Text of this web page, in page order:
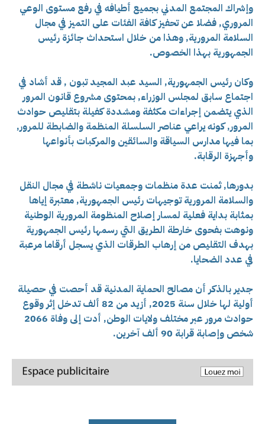
وإشراك المجتمع المدني بجميع أطيافه في رفع مستوى الوعي
المروري, فضلا عن تحفيز كافة الفئات على التميز في مجال
السلامة المرورية, وهذا من خلال استحداث جائزة رئيس
الجمهورية بهذا الخصوص.
وكان رئيس الجمهورية, السيد عبد المجيد تبون , قد أشاد في
اجتماع سابق لمجلس الوزراء, بمحتوى مشروع قانون المرور
الذي يتضمن إجراءات مكثفة ومشددة كفيلة بتقليص حوادث
المرور, كونه يراعي عناصر السلسلة المنظمة والضابطة للمرور,
بما فيها مدارس السياقة والسائقين والمركبات بأنواعها
وأجهزة الرقابة.
بدورها, ثمنت عدة منظمات وجمعيات ناشطة في مجال النقل
والسلامة المرورية توجيهات رئيس الجمهورية, معتبرة إياها
بمثابة بداية فعلية لمسار إصلاح المنظومة المرورية الوطنية
ونوهت بفحوى خارطة الطريق التي رسمها رئيس الجمهورية
بهدف التقليص من إرهاب الطرقات الذي يسجل أرقاما مرعبة
في عدد الضحايا.
جدير بالذكر أن مصالح الحماية المدنية قد أحصت في حصيلة
أولية لها خلال سنة 2025, أزيد من 82 ألف تدخل إثر وقوع
حوادث مرور عبر مختلف ولايات الوطن, أدت إلى وفاة 2066
شخص وإصابة قرابة 90 ألف آخرين.